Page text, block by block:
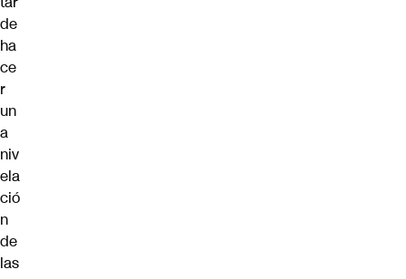
de
ha
ce
r
un
a
niv
ela
ció
n
de
las